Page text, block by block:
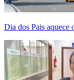
Dia dos Pais aquece